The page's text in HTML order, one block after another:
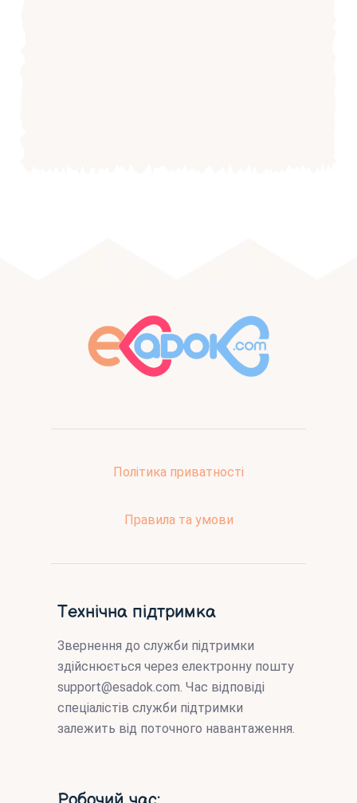
Політика приватності
Правила та умови
Технічна підтримка
Звернення до служби підтримки
здійснюється через електронну пошту
support@esadok.com. Час відповіді
спеціалістів служби підтримки
залежить від поточного навантаження.